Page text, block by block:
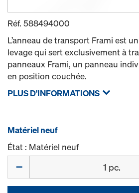
Réf. 588494000
L’anneau de transport Frami est
levage qui sert exclusivement à
panneaux Frami, un panneau
en position couchée.
PLUS D'INFORMATIONS
Matériel neuf
État : Matériel neuf